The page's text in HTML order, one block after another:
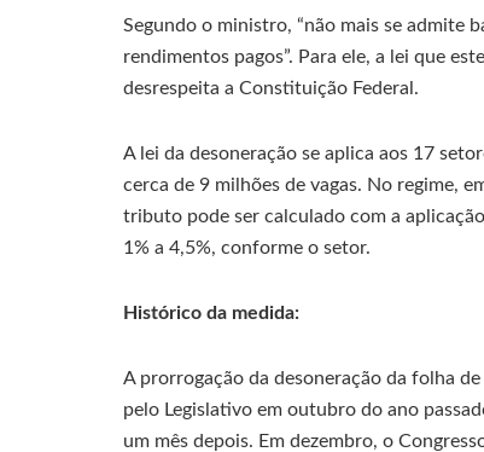
Segundo o ministro, “não mais se admite
rendimentos pagos”. Para ele, a lei que
desrespeita a Constituição Federal.
A lei da desoneração se aplica aos 17
cerca de 9 milhões de vagas. No regime,
tributo pode ser calculado com a
1% a 4,5%, conforme o setor.
Histórico da medida:
A prorrogação da desoneração da folha
pelo Legislativo em outubro do ano
um mês depois. Em dezembro, o